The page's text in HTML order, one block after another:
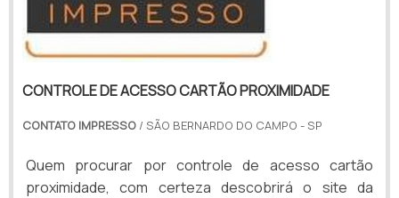
CONTROLE DE ACESSO CARTÃO PROXIMIDADE
CONTATO IMPRESSO / SÃO BERNARDO DO CAMPO - SP
Quem procurar por controle de acesso cartão
proximidade, com certeza descobrirá o site da